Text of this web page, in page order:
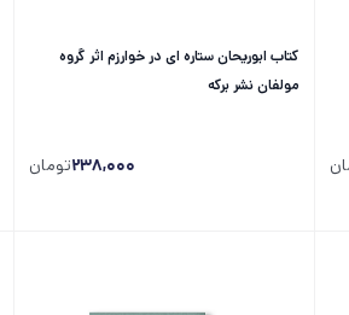
کتاب ابوریحان ستاره ای در خوارزم اثر گروه
مولفان نشر برکه
238,000تومان